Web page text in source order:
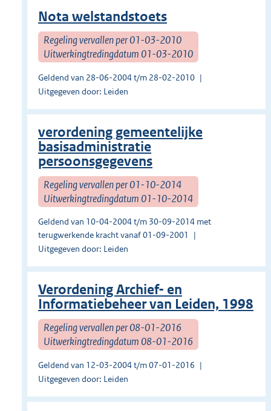
Nota welstandstoets
Regeling vervallen per 01-03-2010
Uitwerkingtredingdatum 01-03-2010
Geldend van 28-06-2004 t/m 28-02-2010
Uitgegeven door: Leiden
verordening gemeentelijke
basisadministratie
persoonsgegevens
Regeling vervallen per 01-10-2014
Uitwerkingtredingdatum 01-10-2014
Geldend van 10-04-2004 t/m 30-09-2014 met
terugwerkende kracht vanaf 01-09-2001
Uitgegeven door: Leiden
Verordening Archief- en
Informatiebeheer van Leiden, 1998
Regeling vervallen per 08-01-2016
Uitwerkingtredingdatum 08-01-2016
Geldend van 12-03-2004 t/m 07-01-2016
Uitgegeven door: Leiden